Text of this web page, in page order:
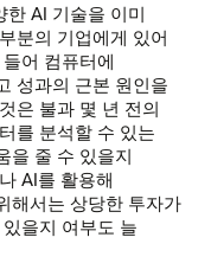
AI 기술을 이미
분의 기업에게 있어
어 컴퓨터에
성과의 근본 원인을
은 불과 몇 년 전의
를 분석할 수 있는
을 줄 수 있을지
AI를 활용해
해서는 상당한 투자가
을지 여부도 늘